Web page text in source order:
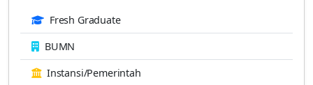
Fresh Graduate
BUMN
Instansi/Pemerintah